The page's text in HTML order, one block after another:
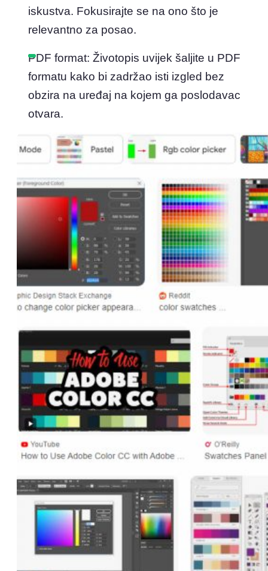
iskustva. Fokusirajte se na ono što je
relevantno za posao.
PDF format: Životopis uvijek šaljite u PDF
formatu kako bi zadržao isti izgled bez
obzira na uređaj na kojem ga poslodavac
otvara.